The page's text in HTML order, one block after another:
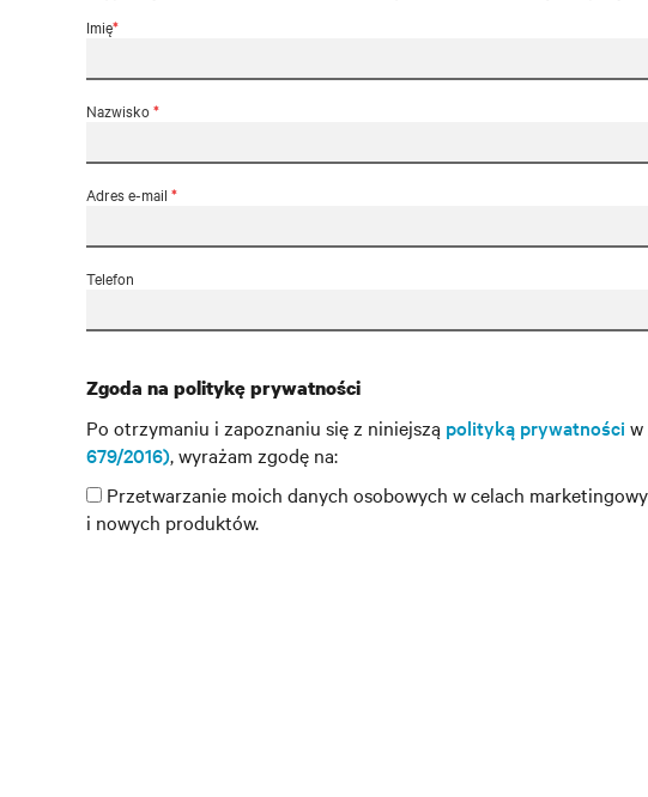
Imię*
Nazwisko*
Adres e-mail *
Telefon
Zgoda na politykę prywatności
Po otrzymaniu i zapoznaniu się z niniejszą polityką prywatności
679/2016), wyrażam zgodę na:
Przetwarzanie moich danych osobowych w celach
i nowych produktów.